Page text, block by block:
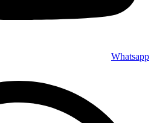
Whatsapp